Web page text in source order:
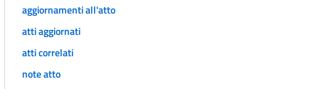
aggiornamenti all'atto
atti aggiornati
atti correlati
note atto